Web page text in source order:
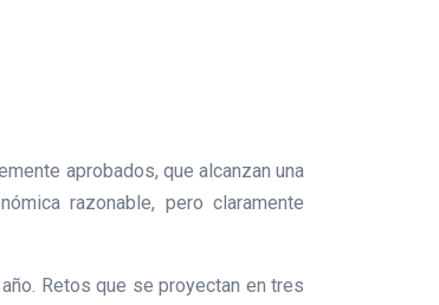
aprobados, que alcanzan una
razonable, pero claramente
Retos que se proyectan en tres